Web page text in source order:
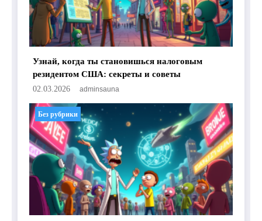
Узнай, когда ты становишься налоговым
резидентом США: секреты и советы
02.03.2026 adminsauna
Без рубрики